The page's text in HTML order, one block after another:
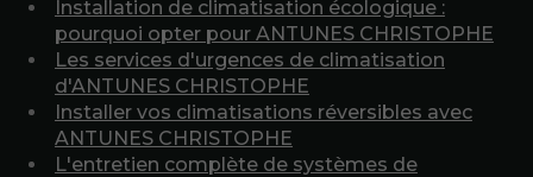
Installation de climatisation écologique :
pourquoi opter pour ANTUNES CHRISTOPHE
Les services d'urgences de climatisation
d'ANTUNES CHRISTOPHE
Installer vos climatisations réversibles avec
ANTUNES CHRISTOPHE
L'entretien complète de systèmes de